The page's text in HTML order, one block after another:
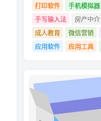
打印软件
手机模拟器
手写输入法
房产中介
成人教育
微信营销
应用软件
应用工具